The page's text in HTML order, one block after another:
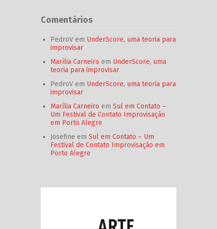
Comentários
PedroV em UnderScore, uma teoria para
improvisar
Marília Carneiro em UnderScore, uma
teoria para improvisar
PedroV em UnderScore, uma teoria para
improvisar
Marília Carneiro em Sul em Contato –
Um Festival de Contato Improvisação
em Porto Alegre
Josefine em Sul em Contato – Um
Festival de Contato Improvisação em
Porto Alegre